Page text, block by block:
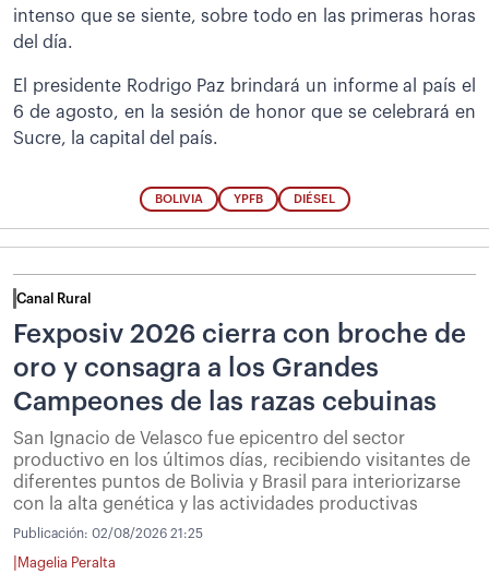
intenso que se siente, sobre todo en las primeras horas
del día.
El presidente Rodrigo Paz brindará un informe al país el
6 de agosto, en la sesión de honor que se celebrará en
Sucre, la capital del país.
BOLIVIA YPFB DIÉSEL
Canal Rural
Fexposiv 2026 cierra con broche de
oro y consagra a los Grandes
Campeones de las razas cebuinas
San Ignacio de Velasco fue epicentro del sector
productivo en los últimos días, recibiendo visitantes de
diferentes puntos de Bolivia y Brasil para interiorizarse
con la alta genética y las actividades productivas
Publicación: 02/08/2026 21:25
Magelia Peralta